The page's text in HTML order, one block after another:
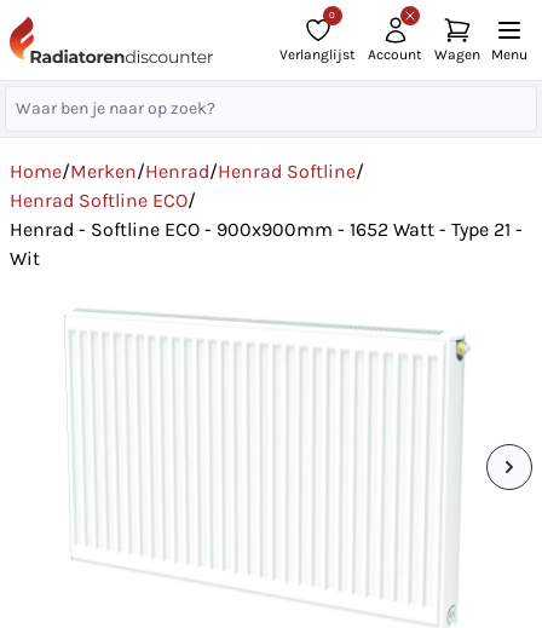
0
Verlanglijst Account Wagen Menu
Home/Merken/Henrad/Henrad Softline/
Henrad Softline ECO/
Henrad - Softline ECO - 900x900mm - 1652 Watt - Type 21 -
Wit